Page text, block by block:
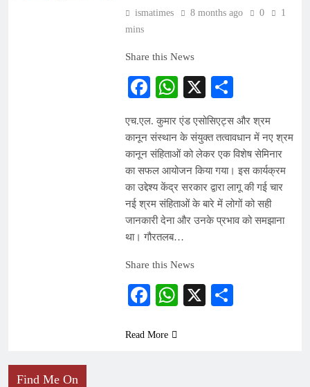
ismatimes 8 months ago 0
1
mins
Share this News
Facebook
WhatsApp
X
एच.एल. कुमार एंड एसोसिएट्स और श्रम
कानून संस्थान के संयुक्त तत्वावधान में नए श्रम
कानून संहिताओं को लेकर एक विशेष सेमिनार
का सफल आयोजन किया गया। इस कार्यक्रम
का उद्देश्य केंद्र सरकार द्वारा लागू की गई चार
नई श्रम संहिताओं के बारे में लोगों को सही
जानकारी देना और उनके प्रभाव को समझाना
था। गौरतलब…
Share this News
Facebook
WhatsApp
X
Read More
Find Me On